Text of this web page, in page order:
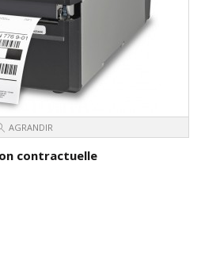
AGRANDIR
contractuelle